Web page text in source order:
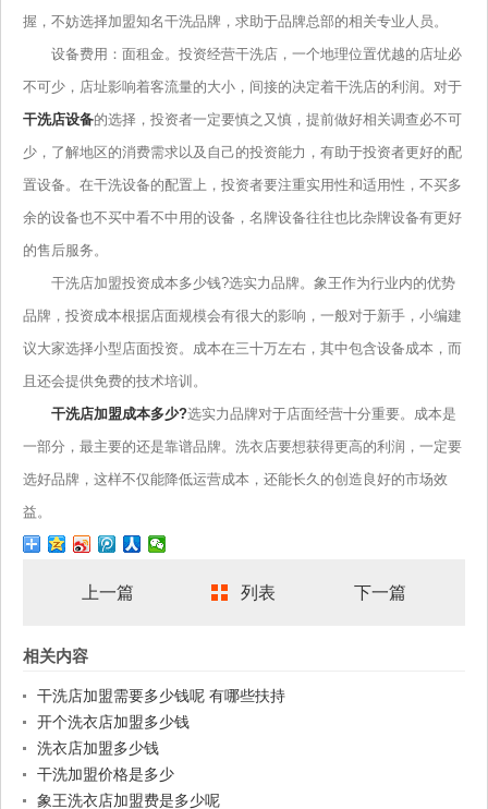
握，不妨选择加盟知名干洗品牌，求助于品牌总部的相关专业人员。
设备费用：面租金。投资经营干洗店，一个地理位置优越的店址必
不可少，店址影响着客流量的大小，间接的决定着干洗店的利润。对于
干洗店设备的选择，投资者一定要慎之又慎，提前做好相关调查必不可
少，了解地区的消费需求以及自己的投资能力，有助于投资者更好的配
置设备。在干洗设备的配置上，投资者要注重实用性和适用性，不买多
余的设备也不买中看不中用的设备，名牌设备往往也比杂牌设备有更好
的售后服务。
干洗店加盟投资成本多少钱?选实力品牌。象王作为行业内的优势
品牌，投资成本根据店面规模会有很大的影响，一般对于新手，小编建
议大家选择小型店面投资。成本在三十万左右，其中包含设备成本，而
且还会提供免费的技术培训。
干洗店加盟成本多少?选实力品牌对于店面经营十分重要。成本是
一部分，最主要的还是靠谱品牌。洗衣店要想获得更高的利润，一定要
选好品牌，这样不仅能降低运营成本，还能长久的创造良好的市场效
益。
上一篇 列表 下一篇
相关内容
干洗店加盟需要多少钱呢 有哪些扶持
开个洗衣店加盟多少钱
洗衣店加盟多少钱
干洗加盟价格是多少
象王洗衣店加盟费是多少呢